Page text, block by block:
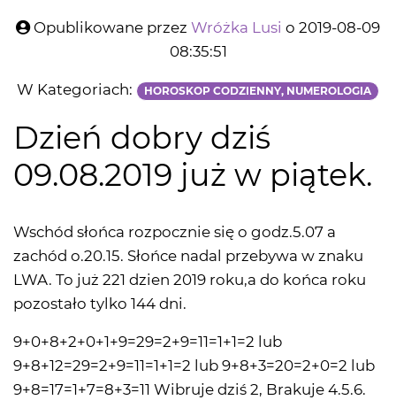
Opublikowane przez Wróżka Lusi o 2019-08-09
08:35:51
W Kategoriach: HOROSKOP CODZIENNY, NUMEROLOGIA
Dzień dobry dziś
09.08.2019 już w piątek.
Wschód słońca rozpocznie się o godz.5.07 a
zachód o.20.15. Słońce nadal przebywa w znaku
LWA. To już 221 dzien 2019 roku,a do końca roku
pozostało tylko 144 dni.
9+0+8+2+0+1+9=29=2+9=11=1+1=2 lub
9+8+12=29=2+9=11=1+1=2 lub 9+8+3=20=2+0=2 lub
9+8=17=1+7=8+3=11 Wibruje dziś 2, Brakuje 4.5.6.